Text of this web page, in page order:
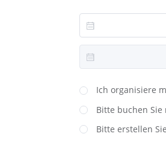
Ich organisiere
Bitte buchen
Bitte erstellen